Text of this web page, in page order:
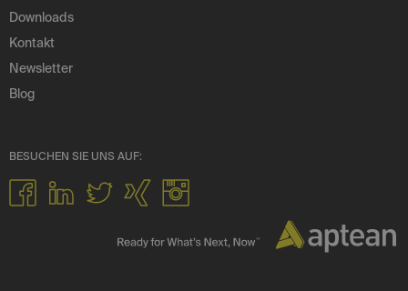
Downloads
Kontakt
Newsletter
Blog
BESUCHEN SIE UNS AUF: